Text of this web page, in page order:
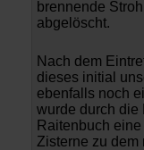
brennende
abgelöscht.
Nach dem
dieses initial
ebenfalls noch
wurde durch die
Raitenbuch
Zisterne zu